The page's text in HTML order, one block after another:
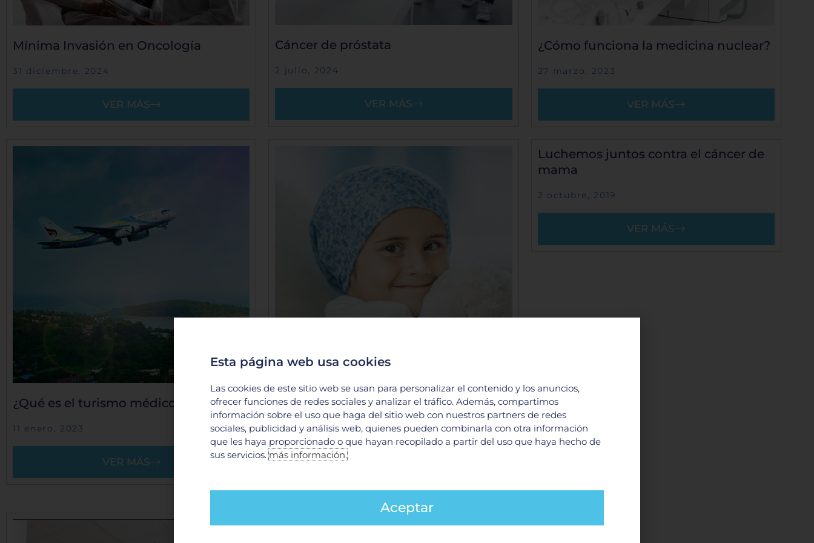
Mínima Invasión en Oncología
31 diciembre, 2024
VER MÁS
Cáncer de próstata
2 julio, 2024
VER MÁS
¿Cómo funciona la medicina nuclear?
27 marzo, 2023
VER MÁS
¿Qué es el turismo médico?
11 enero, 2023
VER MÁS
Esto debes saber sobre el cáncer
infantil
11 febrero, 2022
Luchemos juntos contra el cáncer de
mama
2 octubre, 2019
VER MÁS
Esta página web usa cookies
Las cookies de este sitio web se usan para personalizar el contenido y los anuncios,
ofrecer funciones de redes sociales y analizar el tráfico. Además, compartimos
información sobre el uso que haga del sitio web con nuestros partners de redes
sociales, publicidad y análisis web, quienes pueden combinarla con otra información
que les haya proporcionado o que hayan recopilado a partir del uso que haya hecho de
sus servicios.más información.
Aceptar